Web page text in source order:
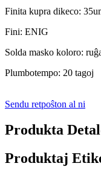
Finita kupra dikeco:
Fini: ENIG
Solda masko koloro:
Plumbotempo: 20 tagoj
Sendu retpoŝton al ni
Produkta
Produktaj